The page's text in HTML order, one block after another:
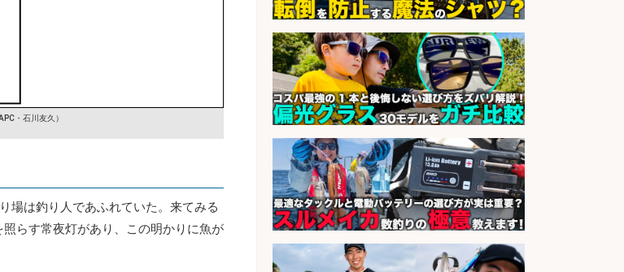
・石川友久）
場は釣り人であふれていた。来てみる
らす常夜灯があり、この明かりに魚が
sponsored by 求人ボックス
営業事務/「大津市」釣り具メーカ
ーの物流事務・営業アシスタント/
小野駅から徒歩6分/「時給1,300
円」/大型連休あり×残業なし×土日
祝休み/滋賀県
会社名 株式会社ホットスタッフ滋賀
sponsored by 求人ボックス
和食, 居酒屋/キッチンスタッフ/天草
の魚と馬刺しの店 キッチンスタッフ
正社員募集